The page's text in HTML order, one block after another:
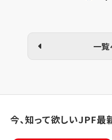
一
今、知って欲しいJPF最